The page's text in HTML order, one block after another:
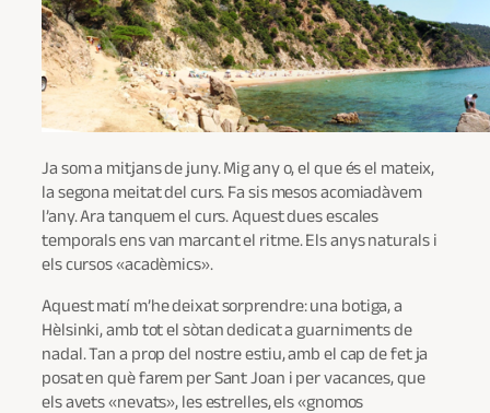
Ja som a mitjans de juny. Mig any o, el que és el mateix,
la segona meitat del curs. Fa sis mesos acomiadàvem
l’any. Ara tanquem el curs. Aquest dues escales
temporals ens van marcant el ritme. Els anys naturals i
els cursos «acadèmics».
Aquest matí m’he deixat sorprendre: una botiga, a
Hèlsinki, amb tot el sòtan dedicat a guarniments de
nadal. Tan a prop del nostre estiu, amb el cap de fet ja
posat en què farem per Sant Joan i per vacances, que
els avets «nevats», les estrelles, els «gnomos